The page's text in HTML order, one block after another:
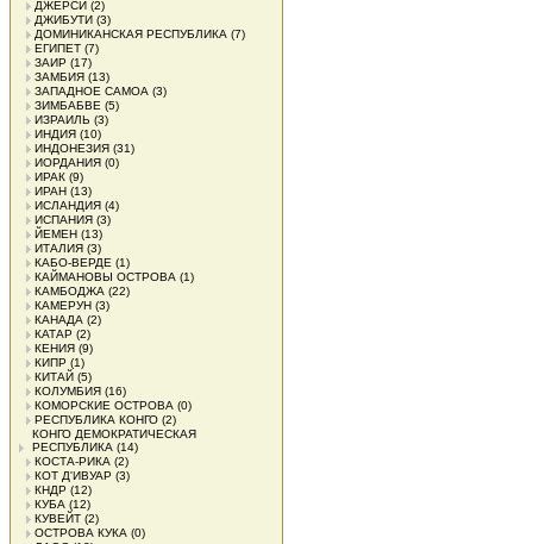
ДЖЕРСИ (2)
ДЖИБУТИ (3)
ДОМИНИКАНСКАЯ РЕСПУБЛИКА (7)
ЕГИПЕТ (7)
ЗАИР (17)
ЗАМБИЯ (13)
ЗАПАДНОЕ САМОА (3)
ЗИМБАБВЕ (5)
ИЗРАИЛЬ (3)
ИНДИЯ (10)
ИНДОНЕЗИЯ (31)
ИОРДАНИЯ (0)
ИРАК (9)
ИРАН (13)
ИСЛАНДИЯ (4)
ИСПАНИЯ (3)
ЙЕМЕН (13)
ИТАЛИЯ (3)
КАБО-ВЕРДЕ (1)
КАЙМАНОВЫ ОСТРОВА (1)
КАМБОДЖА (22)
КАМЕРУН (3)
КАНАДА (2)
КАТАР (2)
КЕНИЯ (9)
КИПР (1)
КИТАЙ (5)
КОЛУМБИЯ (16)
КОМОРСКИЕ ОСТРОВА (0)
РЕСПУБЛИКА КОНГО (2)
КОНГО ДЕМОКРАТИЧЕСКАЯ
РЕСПУБЛИКА (14)
КОСТА-РИКА (2)
КОТ Д'ИВУАР (3)
КНДР (12)
КУБА (12)
КУВЕЙТ (2)
ОСТРОВА КУКА (0)